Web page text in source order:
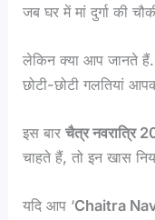
जब घर में मां दुर्गा की
लेकिन क्या आप जानते
छोटी-छोटी गलतियां
इस बारचैत्र नवरात्रि
चाहते हैं, तो इन खास
यदि आप ‘Chaitra